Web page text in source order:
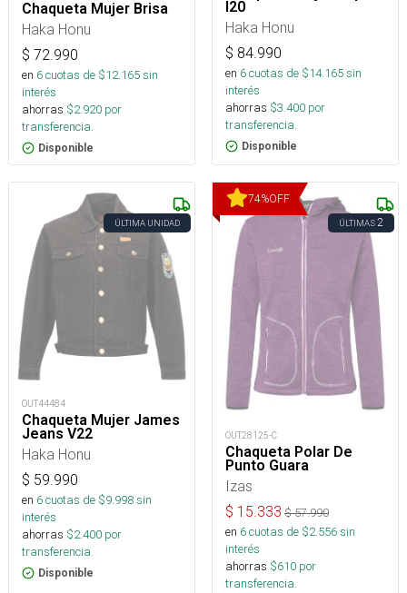
Chaqueta Mujer Brisa
Haka Honu
$ 72.990
en 6cuotas de $12.165sin
interés
ahorras $2.920 por
transferencia.
Disponible
I20
Haka Honu
$ 84.990
en 6cuotas de $14.165sin
interés
ahorras $3.400 por
transferencia.
Disponible
ÚLTIMA UNIDAD
OUT44484
Chaqueta Mujer James
Jeans V22
Haka Honu
$ 59.990
en 6cuotas de $9.998sin
interés
ahorras $2.400 por
transferencia.
Disponible
74%OFF
ÚLTIMAS2
OUT28125-C
Chaqueta Polar De
Punto Guara
Izas
$ 15.333 $57.990
en 6cuotas de $2.556sin
interés
ahorras $610 por
transferencia.